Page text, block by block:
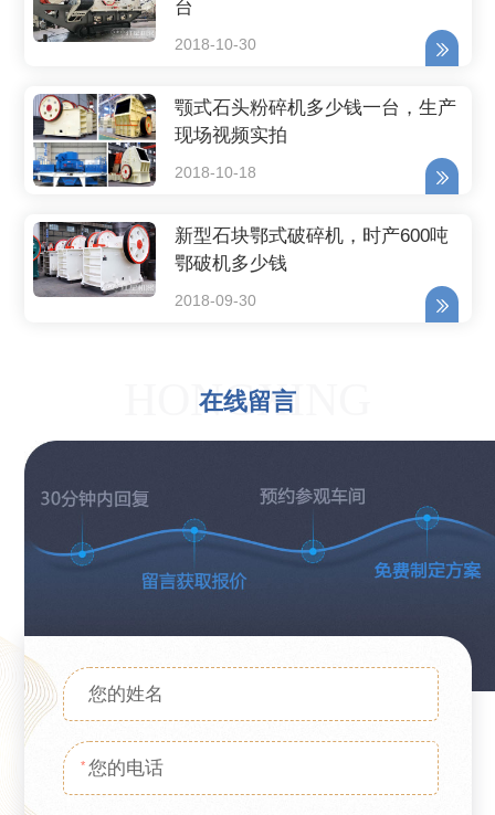
台
2018-10-30
颚式石头粉碎机多少钱一台，生产
现场视频实拍
2018-10-18
新型石块鄂式破碎机，时产600吨
鄂破机多少钱
2018-09-30
在线留言
HONGXING
*